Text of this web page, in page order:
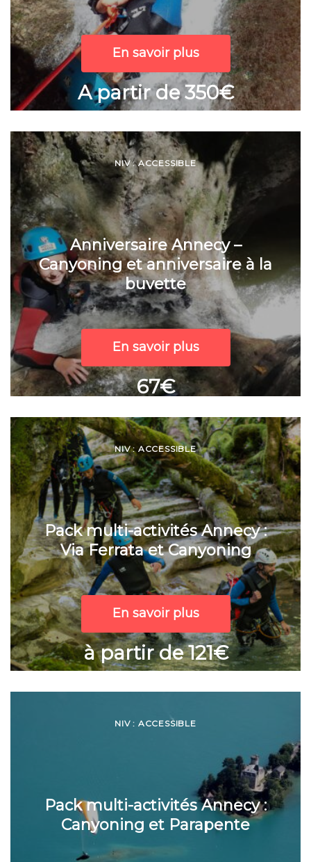
En savoir plus
A partir de 350€
NIV : ACCESSIBLE
Anniversaire Annecy –
Canyoning et anniversaire à la
buvette
En savoir plus
67€
NIV : ACCESSIBLE
Pack multi-activités Annecy :
Via Ferrata et Canyoning
En savoir plus
à partir de 121€
NIV : ACCESSIBLE
Pack multi-activités Annecy :
Canyoning et Parapente